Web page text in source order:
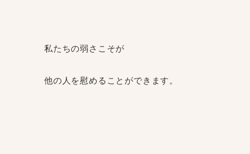
私たちの弱さこそが
他の人を慰めることができます。